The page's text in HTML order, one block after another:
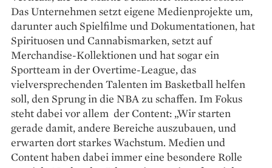
Das Unternehmen setzt eigene Medienprojekte um,
darunter auch Spielfilme und Dokumentationen, hat
Spirituosen und Cannabismarken, setzt auf
Merchandise-Kollektionen und hat sogar ein
Sportteam in der Overtime-League, das
vielversprechenden Talenten im Basketball helfen
soll, den Sprung in die NBA zu schaffen. Im Fokus
steht dabei vor allem der Content: „Wir starten
gerade damit, andere Bereiche auszubauen, und
erwarten dort starkes Wachstum. Medien und
Content haben dabei immer eine besondere Rolle